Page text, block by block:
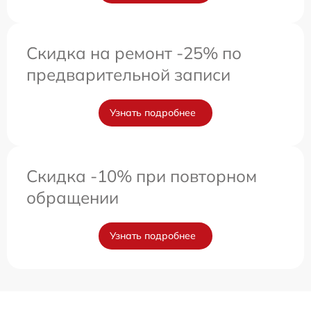
Скидка на ремонт -25% по
предварительной записи
Узнать подробнее
Скидка -10% при повторном
обращении
Узнать подробнее